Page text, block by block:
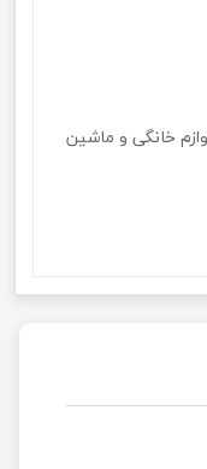
خانگی و ماشین